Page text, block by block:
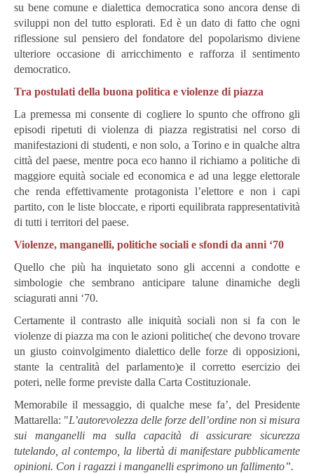
su bene comune e dialettica democratica sono ancora dense di
sviluppi non del tutto esplorati. Ed è un dato di fatto che ogni
riflessione sul pensiero del fondatore del popolarismo diviene
ulteriore occasione di arricchimento e rafforza il sentimento
democratico.
Tra postulati della buona politica e violenze di piazza
La premessa mi consente di cogliere lo spunto che offrono gli
episodi ripetuti di violenza di piazza registratisi nel corso di
manifestazioni di studenti, e non solo, a Torino e in qualche altra
città del paese, mentre poca eco hanno il richiamo a politiche di
maggiore equità sociale ed economica e ad una legge elettorale
che renda effettivamente protagonista l’elettore e non i capi
partito, con le liste bloccate, e riporti equilibrata rappresentatività
di tutti i territori del paese.
Violenze, manganelli, politiche sociali e sfondi da anni ‘70
Quello che più ha inquietato sono gli accenni a condotte e
simbologie che sembrano anticipare talune dinamiche degli
sciagurati anni ‘70.
Certamente il contrasto alle iniquità sociali non si fa con le
violenze di piazza ma con le azioni politiche( che devono trovare
un giusto coinvolgimento dialettico delle forze di opposizioni,
stante la centralità del parlamento)e il corretto esercizio dei
poteri, nelle forme previste dalla Carta Costituzionale.
Memorabile il messaggio, di qualche mese fa’, del Presidente
Mattarella: "L’autorevolezza delle forze dell’ordine non si misura
sui manganelli ma sulla capacità di assicurare sicurezza
tutelando, al contempo, la libertà di manifestare pubblicamente
opinioni. Con i ragazzi i manganelli esprimono un fallimento”.